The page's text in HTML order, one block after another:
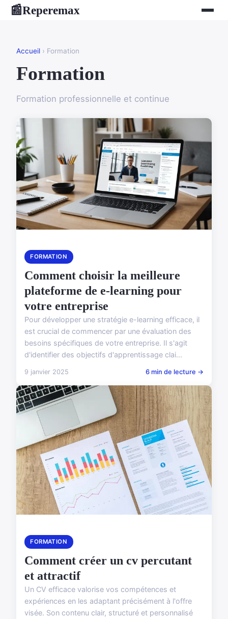
📰Reperemax
Accueil › Formation
Formation
Formation professionnelle et continue
FORMATION
Comment choisir la meilleure
plateforme de e-learning pour
votre entreprise
Pour développer une stratégie e-learning efficace, il
est crucial de commencer par une évaluation des
besoins spécifiques de votre entreprise. Il s'agit
d'identifier des objectifs d'apprentissage clai...
9 janvier 2025 6 min de lecture →
FORMATION
Comment créer un cv percutant
et attractif
Un CV efficace valorise vos compétences et
expériences en les adaptant précisément à l'offre
visée. Son contenu clair, structuré et personnalisé